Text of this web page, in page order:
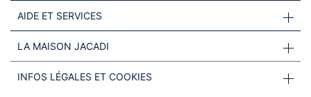
AIDE ET SERVICES
LA MAISON JACADI
INFOS LÉGALES ET COOKIES